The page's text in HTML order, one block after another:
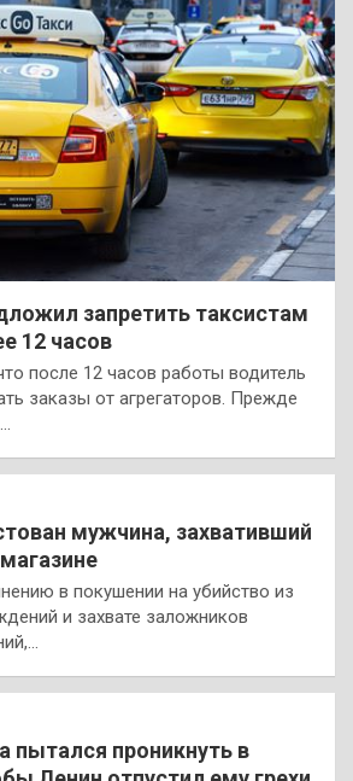
запретить таксистам
12 часов
после 12 часов работы водитель
заказы от агрегаторов. Прежде
мужчина, захвативший
в покушении на убийство из
и захвате заложников
пытался проникнуть в